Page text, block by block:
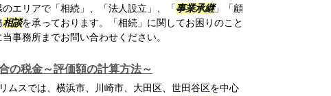
のエリアで「相続」、「法人設立」、「事業承継」「顧
相談を承っております。「相続」に関してお困りのこと
事務所までお問い合わせください。
の税金～評価額の計算方法～
ムスでは、横浜市、川崎市、大田区、世田谷区を中心